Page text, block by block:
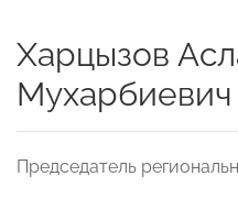
Харцызов
Мухарбиевич
Председатель